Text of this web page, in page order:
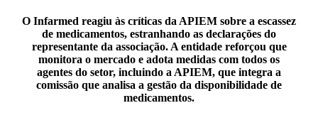
O Infarmed reagiu às críticas da APIEM sobre a escassez
de medicamentos, estranhando as declarações do
representante da associação. A entidade reforçou que
monitora o mercado e adota medidas com todos os
agentes do setor, incluindo a APIEM, que integra a
comissão que analisa a gestão da disponibilidade de
medicamentos.